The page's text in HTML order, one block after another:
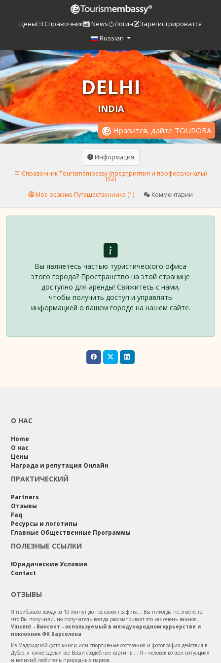
Цены Справочник News Логин
Зарегистрироватся
Russian
DELHI
INDIA
Нравится, дайте TOUROBA
Информация
Справочник Tourismembassy (предприятия и профессионалы)
(52)
Мое резюме Путешественника (1)
Комментарии
Вы являетесь частью туристического офиса
этого города? Пространство на этой странице
доступно для аренды! Свяжитесь с нами,
чтобы получить доступ и управлять
информацией о вашем городе на нашем сайте.
О НАС
Home
О нас
Цены
Награда и репутация Онлайн
ПРАКТИЧЕСКИЙ
Partners
Отзывы
Faq
Ресурсы и логотипы
Главные Общественные Программы
ПОЛЕЗНЫЕ ССЫЛКИ
Юридические Условия
Contact
ОТЗЫВЫ
Я прибываю всюду за 10 минут до поставки графика... Вы никогда не знаете то,
что Вы получили, но получатель всегда рассматривает это как очень важное...
Vincent - Винсент - используемый в международном курьерстве и
поклонник ФК Барселона
Из Мадридской фото книги или спортивные состязания и фотография действия в
Дубае, я также сделал все Ваши свадебные картины... Я - человек во всех ситуациях
и великий любитель природных парков.